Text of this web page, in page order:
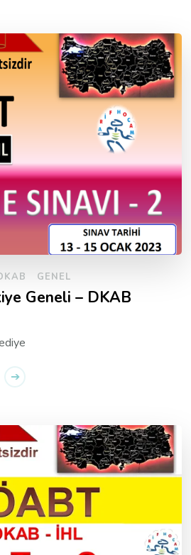
GENEL
Geneli – DKAB